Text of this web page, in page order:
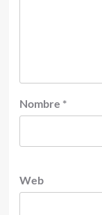
Nombre *
Web